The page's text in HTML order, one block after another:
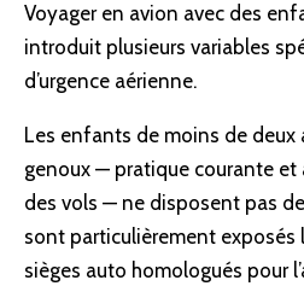
Voyager en avion avec des
introduit plusieurs variables
d’urgence aérienne.
Les enfants de moins de deux
genoux — pratique courante et
des vols — ne disposent pas
sont particulièrement exposés
sièges auto homologués pour